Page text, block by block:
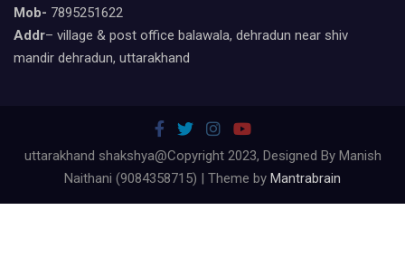
Mob- 7895251622
Addr– village & post office balawala, dehradun near shiv
mandir dehradun, uttarakhand
uttarakhand shakshya@Copyright 2023, Designed By Manish
Naithani (9084358715) | Theme by Mantrabrain